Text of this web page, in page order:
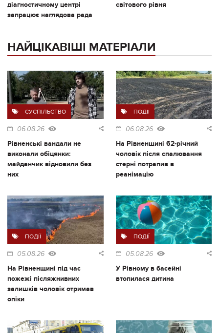
діагностичному центрі
запрацює наглядова рада
світового рівня
НАЙЦІКАВІШІ МАТЕРІАЛИ
СУСПІЛЬСТВО
06.08.26
Рівненські вандали не
виконали обіцянки:
майданчик відновили без
них
ПОДІЇ
06.08.26
На Рівненщині 62-річний
чоловік після спалювання
стерні потрапив в
реанімацію
ПОДІЇ
05.08.26
На Рівненщині під час
пожежі післяжнивних
залишків чоловік отримав
опіки
ПОДІЇ
05.08.26
У Рівному в басейні
втопилася дитина